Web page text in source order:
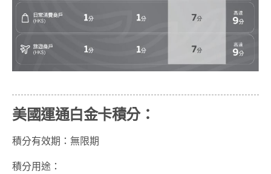
美國運通白金卡積分：
積分有效期：無限期
積分用途：